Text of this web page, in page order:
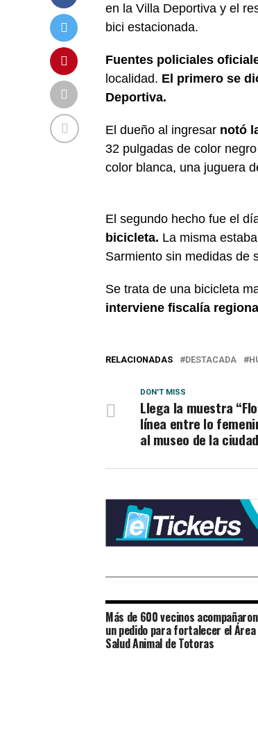
en la Villa Deportiva y el
bici estacionada.
Fuentes policiales
localidad. El primero se
Deportiva.
El dueño al ingresar notó
32 pulgadas de color
color blanca, una juguera
El segundo hecho fue el
bicicleta. La misma
Sarmiento sin medidas de
Se trata de una bicicleta
interviene fiscalía
RELACIONADAS DESTACADA
DON'T MISS
Llega la muestra
línea entre lo
al museo de la ciudad
Más de 600 vecinos acompañaron
un pedido para fortalecer el Área
Salud Animal de Totoras